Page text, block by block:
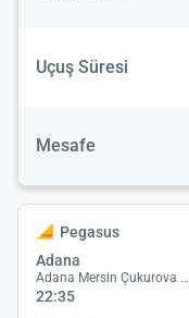
Uçuş Süresi
Mesafe
Pegasus
Adana
Adana Mersin Çukurova Havalimanı
22:35